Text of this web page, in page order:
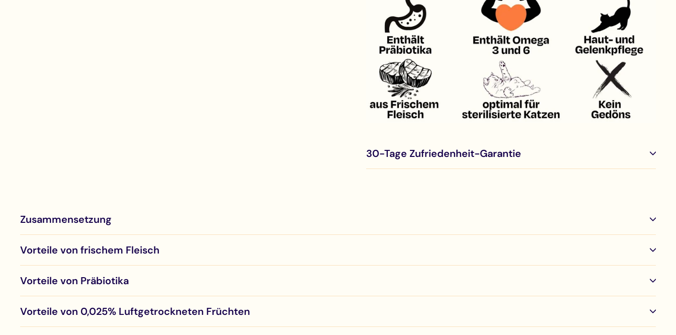
30-Tage Zufriedenheit-Garantie
Zusammensetzung
Vorteile von frischem Fleisch
Vorteile von Präbiotika
Vorteile von 0,025% Luftgetrockneten Früchten